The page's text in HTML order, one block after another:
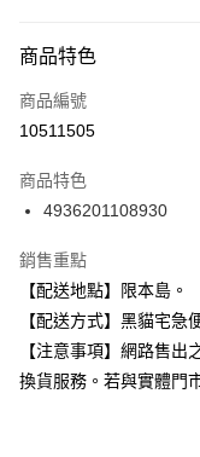
信用卡一次付款
信用卡分期付款
合作金庫商業銀行
華南商業銀行
國泰世華商業銀行
臺灣中小企業銀行
匯豐（台灣）商業銀行
聯邦商業銀行
元大商業銀行
Apple Pay
街口支付
悠遊付
商品特色
商品編號
10511505
商品特色
4936201108930
銷售重點
【配送地點】限本島。
【配送方式】黑貓宅
【注意事項】網路售
換貨服務。若與實體門